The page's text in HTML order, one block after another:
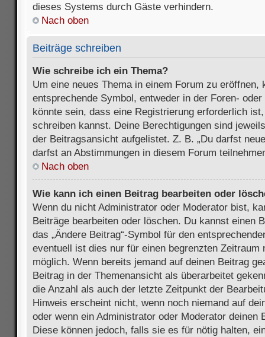
dieses Systems durch Gäste verhindern.
Nach oben
Beiträge schreiben
Wie schreibe ich ein Thema?
Um eine neues Thema in einem Forum zu eröffnen,
entsprechende Symbol, entweder in der Foren-
könnte sein, dass eine Registrierung erforderlich
schreiben kannst. Deine Berechtigungen sind
der Beitragsansicht aufgelistet. Z. B. „Du darfst
darfst an Abstimmungen in diesem Forum
Nach oben
Wie kann ich einen Beitrag bearbeiten oder
Wenn du nicht Administrator oder Moderator bist,
Beiträge bearbeiten oder löschen. Du kannst einen
das „Ändere Beitrag“-Symbol für den
eventuell ist dies nur für einen begrenzten Zeitraum
möglich. Wenn bereits jemand auf deinen Beitrag
Beitrag in der Themenansicht als überarbeitet
die Anzahl als auch der letzte Zeitpunkt der
Hinweis erscheint nicht, wenn noch niemand auf
oder wenn ein Administrator oder Moderator deinen
Diese können jedoch, falls sie es für nötig halten,